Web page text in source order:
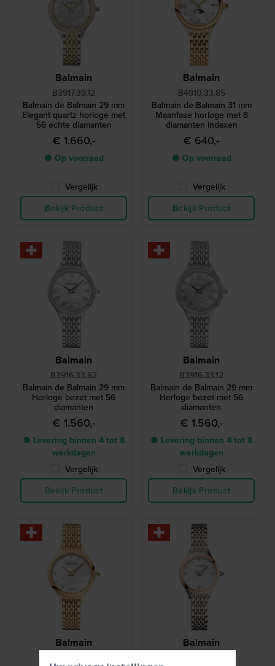
Balmain
B3917.39.12
Balmain de Balmain 29 mm
Elegant quartz horloge met
56 echte diamanten
€ 1.660,-
● Op voorraad
Vergelijk
Bekijk Product
Balmain
B4910.33.85
Balmain de Balmain 31 mm
Maanfase horloge met 8
diamanten indexen
€ 640,-
● Op voorraad
Vergelijk
Bekijk Product
Balmain
B3916.33.82
Balmain de Balmain 29 mm
Horloge bezet met 56
diamanten
€ 1.560,-
● Levering binnen 4 tot 8
werkdagen
Vergelijk
Bekijk Product
Balmain
B3916.33.12
Balmain de Balmain 29 mm
Horloge bezet met 56
diamanten
€ 1.560,-
● Levering binnen 4 tot 8
werkdagen
Vergelijk
Bekijk Product
Balmain Balmain